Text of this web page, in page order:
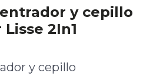
y cepillo
2In1
y cepillo